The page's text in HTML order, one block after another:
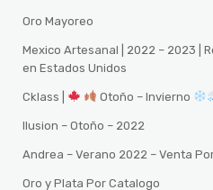
Oro Mayoreo
Mexico Artesanal | 2022 – 2023 |
en Estados Unidos
Cklass | Otoño – Invierno
Ilusion – Otoño – 2022
Andrea – Verano 2022 – Venta
Oro y Plata Por Catalogo